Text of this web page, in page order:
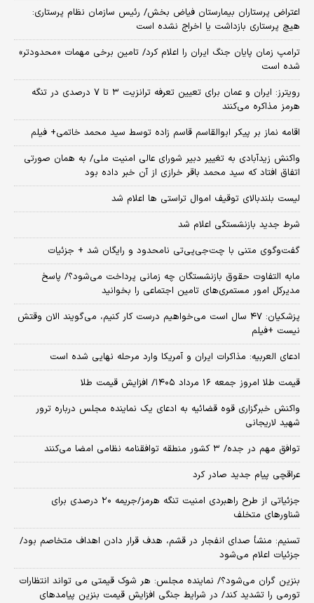
اعتراض پرستاران بیمارستان فیاض بخش/ رئیس سازمان نظام پرستاری:
هیچ پرستاری بازداشت یا اخراج نشده است
ترامپ زمان پایان جنگ ایران را اعلام کرد/ تامین برخی مهمات «محدودتر»
شده است
رویترز: ایران و عمان برای تعیین تعرفه ترانزیت ۳ تا ۷ درصدی در تنگه
هرمز مذاکره می‌کنند
اقامه نماز بر پیکر ابوالقاسم قاسم زاده توسط سید محمد خاتمی+ فیلم
واکنش زیدآبادی به تغییر دبیر شورای عالی امنیت ملی/ به همان صورتی
اتفاق افتاد که سید محمد باقر خرازی از آن خبر داده بود
لیست بلندبالای توقیف اموال تراستی ها اعلام شد
شرط جدید بازنشستگی اعلام شد
گفت‌وگوی متنی با چت‌جی‌پی‌تی نامحدود و رایگان شد + جزئیات
مابه التفاوت حقوق بازنشستگان چه زمانی پرداخت می‌شود؟/ پاسخ
مدیرکل امور مستمری‌های تامین اجتماعی را بخوانید
پزشکیان: ۴۷ سال است می‌خواهیم درست کار کنیم، می‌گویند الان وقتش
نیست +فیلم
ادعای العربیه: مذاکرات ایران و آمریکا وارد مرحله نهایی شده است
قیمت طلا امروز جمعه ۱۶ مرداد ۱۴۰۵/ افزایش قیمت طلا
واکنش خبرگزاری قوه قضائیه به ادعای یک نماینده مجلس درباره ترور
شهید لاریجانی
توافق مهم در جده/ ۳ کشور منطقه توافقنامه نظامی امضا می‌کنند
عراقچی پیام جدید صادر کرد
جزئیاتی از طرح راهبردی امنیت تنگه هرمز/جریمه ۲۰ درصدی برای
شناورهای متخلف
تسنیم: منشأ صدای انفجار در قشم، هدف قرار دادن اهداف متخاصم بود/
جزئیات اعلام می‌شود
بنزین گران می‌شود؟/ نماینده مجلس: هر شوک قیمتی می تواند انتظارات
تورمی را تشدید کند/ در شرایط جنگی افزایش قیمت بنزین پیامدهای